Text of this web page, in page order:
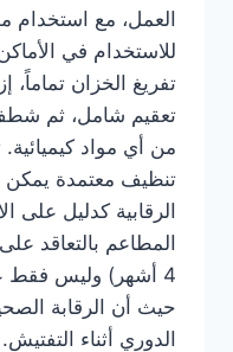
العمل، مع استخدام
للاستخدام في
تفريغ الخزان
تعقيم شامل، ثم شطف
من أي مواد
تنظيف معتمدة
الرقابية كدليل على
4 أشهر) وليس فقط
حيث أن الرقابة
الدوري أثناء التفتيش.